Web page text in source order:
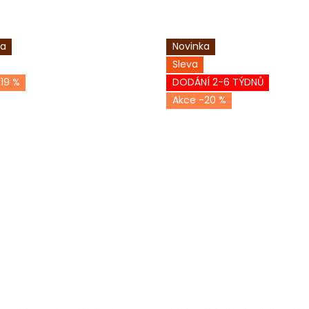
%
Novinka
Sleva
DODÁNÍ 2-6 TÝDNŮ
-20 %